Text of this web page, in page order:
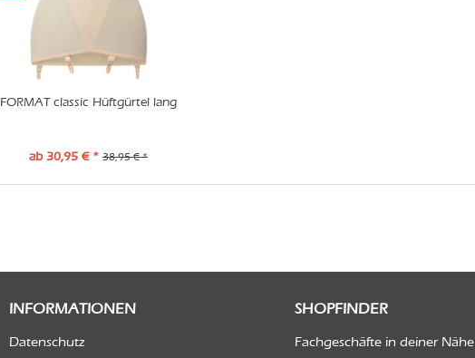
FORMAT classic Hüftgürtel lang
ab 30,95 € * 38,95 € *
INFORMATIONEN
Datenschutz
SHOPFINDER
Fachgeschäfte in deiner Nähe